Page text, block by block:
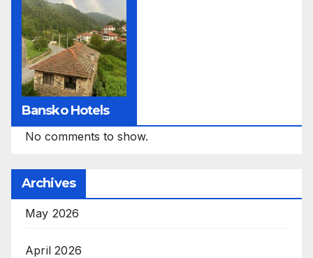
Bansko Hotels
No comments to show.
Archives
May 2026
April 2026